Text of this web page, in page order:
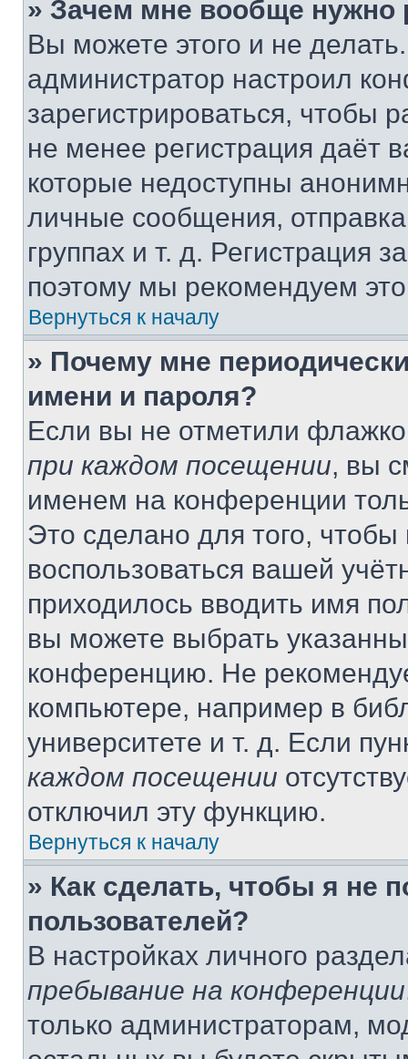
» Зачем мне вообще нужно
Вы можете этого и не
администратор настроил
зарегистрироваться, чтобы
не менее регистрация даёт
которые недоступны
личные сообщения,
группах и т. д. Регистрация
поэтому мы рекомендуем
Вернуться к началу
» Почему мне
имени и пароля?
Если вы не отметили
при каждом посещении, вы
именем на конференции
Это сделано для того, чтобы
воспользоваться вашей
приходилось вводить имя
вы можете выбрать
конференцию. Не
компьютере, например в
университете и т. д. Если
каждом посещении
отключил эту функцию.
Вернуться к началу
» Как сделать, чтобы я не
пользователей?
В настройках личного
пребывание на конференции
только администраторам,